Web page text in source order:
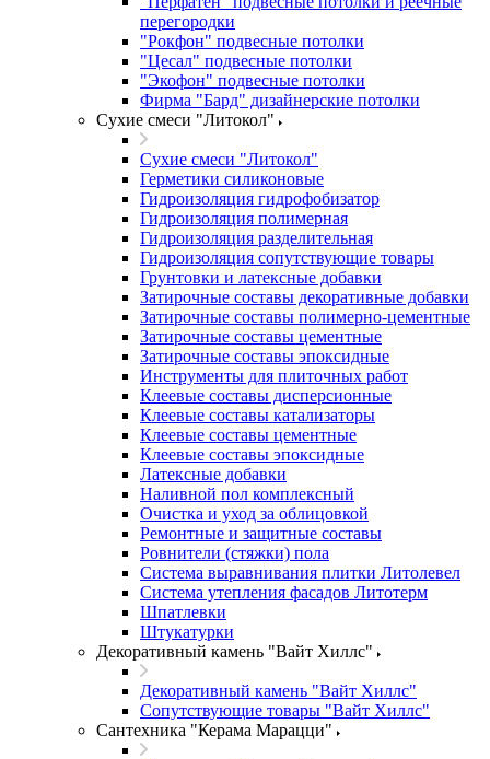
перегородки
"Рокфон" подвесные потолки
"Цесал" подвесные потолки
"Экофон" подвесные потолки
Фирма "Бард" дизайнерские потолки
Сухие смеси "Литокол"
Сухие смеси "Литокол"
Герметики силиконовые
Гидроизоляция гидрофобизатор
Гидроизоляция полимерная
Гидроизоляция разделительная
Гидроизоляция сопутствующие товары
Грунтовки и латексные добавки
Затирочные составы декоративные добавки
Затирочные составы полимерно-цементные
Затирочные составы цементные
Затирочные составы эпоксидные
Инструменты для плиточных работ
Клеевые составы дисперсионные
Клеевые составы катализаторы
Клеевые составы цементные
Клеевые составы эпоксидные
Латексные добавки
Наливной пол комплексный
Очистка и уход за облицовкой
Ремонтные и защитные составы
Ровнители (стяжки) пола
Система выравнивания плитки Литолевел
Система утепления фасадов Литотерм
Шпатлевки
Штукатурки
Декоративный камень "Вайт Хиллс"
Декоративный камень "Вайт Хиллс"
Сопутствующие товары "Вайт Хиллс"
Сантехника "Керама Марацци"